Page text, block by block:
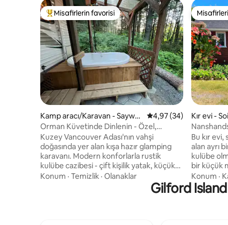
Misafirlerin favorilerinden en beğenilenler arasında
Misafirlerin favorisi
Kamp aracı/Karavan - Saywar
d
5 üzerinden ortalama
4,97 (34)
Orman Küvetinde Dinlenin - Özel,
Huzurlu ve Doğal
Kuzey Vancouver Adası'nın vahşi
doğasında yer alan kışa hazır glamping
karavanı. Modern konforlarla rustik
kulübe cazibesi - çift kişilik yatak, küçük
mutfak, duş, kompost tuvaleti ve yüksek
hızlı kablosuz internet bağlantısı. Göletin
yanındaki özel verandanızda dinlenin
Konum · Temizlik · Olanaklar
Kır evi -
Nanshands Özel verandası olan
evi
Bu kır
alan ayrı
kulübe
bir küçük
kişilik
vardır.
veranda
Konum ·
Gilford